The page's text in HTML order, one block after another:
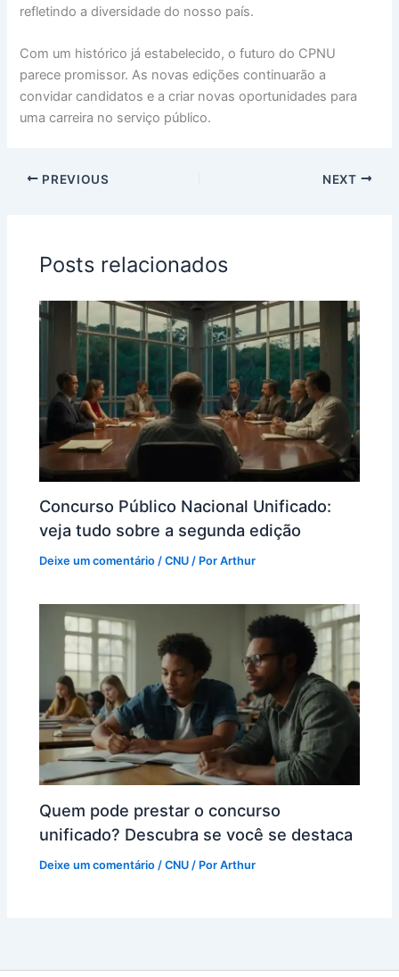
refletindo a diversidade do nosso país.
Com um histórico já estabelecido, o futuro do CPNU
parece promissor. As novas edições continuarão a
convidar candidatos e a criar novas oportunidades para
uma carreira no serviço público.
PREVIOUS NEXT
Posts relacionados
Concurso Público Nacional Unificado:
veja tudo sobre a segunda edição
Deixe um comentário /CNU / PorArthur
Quem pode prestar o concurso
unificado? Descubra se você se destaca
Deixe um comentário /CNU / PorArthur